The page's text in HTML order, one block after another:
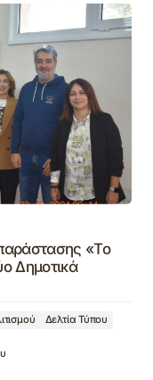
«Το
Δημοτικά
Δελτία Τύπου